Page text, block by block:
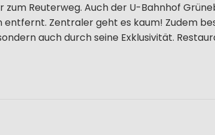
zum Reuterweg. Auch der U-Bahnhof
entfernt. Zentraler geht es kaum! Zudem
auch durch seine Exklusivität.